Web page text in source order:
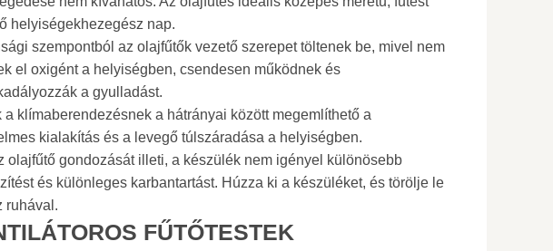
helyiségekhezegész nap.
szempontból az olajfűtők vezető szerepet töltenek be, mivel nem
el oxigént a helyiségben, csendesen működnek és
a gyulladást.
a klímaberendezésnek a hátrányai között megemlíthető a
kialakítás és a levegő túlszáradása a helyiségben.
olajfűtő gondozását illeti, a készülék nem igényel különösebb
és különleges karbantartást. Húzza ki a készüléket, és törölje le
ruhával.
FŰTŐTESTEK